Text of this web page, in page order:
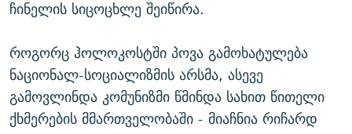
ჩინელის სიცოცხლე შეიწირა.
როგორც ჰოლოკოსტში პოვა გამოხატულება
ნაციონალ-სოციალიზმის არსმა, ასევე
გამოვლინდა კომუნიზმი წმინდა სახით წითელი
ქხმერების მმართველობაში - მიაჩნია რიჩარდ